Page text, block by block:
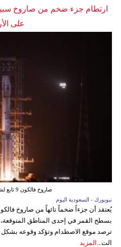
ارتطام جزء ضخم من صاروخ
على
صاروخ فالكون 9 تابع لشركة سبيس إكس
نيويورك - السعودية اليوم
بسطح القمر في إحدى المناطق المتوقعة،
ترصد موقع الاصطدام وتؤكد وقوعه بشكل
الت...
المزيد